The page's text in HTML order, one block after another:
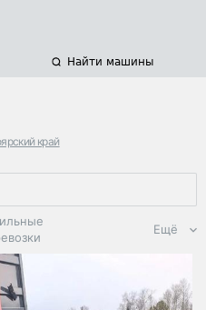
Найти машины
край
на грузоперевозки
Ещё